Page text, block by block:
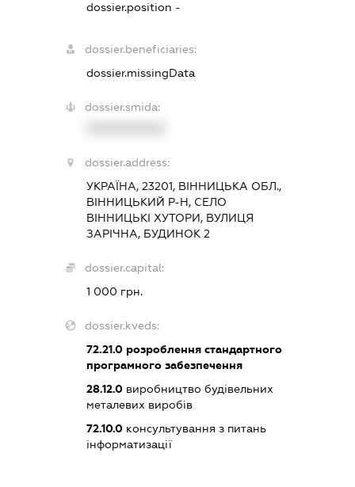
dossier.position -
dossier.beneficiaries:
dossier.missingData
dossier.smida:
dossier.address:
УКРАЇНА, 23201, ВІННИЦЬКА ОБЛ.,
ВІННИЦЬКИЙ Р-Н, СЕЛО
ВІННИЦЬКІ ХУТОРИ, ВУЛИЦЯ
ЗАРІЧНА, БУДИНОК 2
dossier.capital:
1 000 грн.
dossier.kveds:
72.21.0розроблення стандартного
програмного забезпечення
28.12.0виробництво будівельних
металевих виробів
72.10.0консультування з питань
інформатизації